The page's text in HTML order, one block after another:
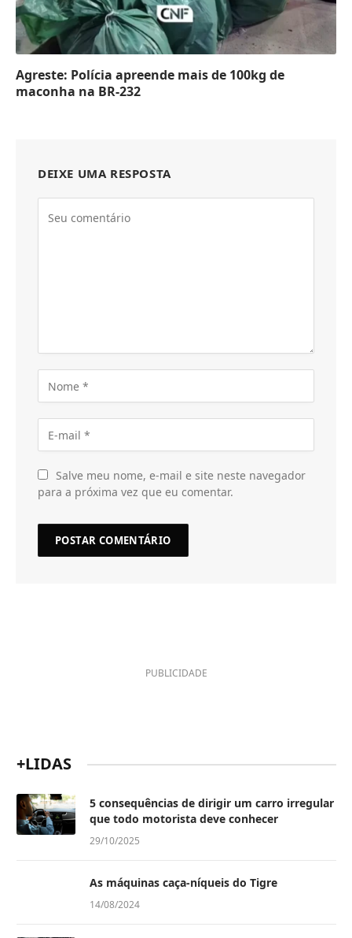
Agreste: Polícia apreende mais de 100kg de
maconha na BR-232
DEIXE UMA RESPOSTA
Salve meu nome, e-mail e site neste navegador
para a próxima vez que eu comentar.
PUBLICIDADE
+LIDAS
5 consequências de dirigir um carro irregular
que todo motorista deve conhecer
29/10/2025
As máquinas caça-níqueis do Tigre
14/08/2024